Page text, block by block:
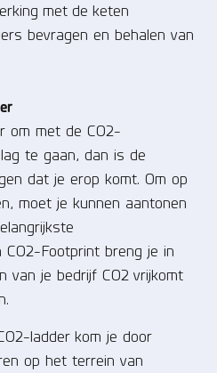
met de keten
bevragen en behalen van
om met de CO2-
te gaan, dan is de
dat je erop komt. Om op
moet je kunnen aantonen
Footprint breng je in
van je bedrijf CO2 vrijkomt
ladder kom je door
op het terrein van